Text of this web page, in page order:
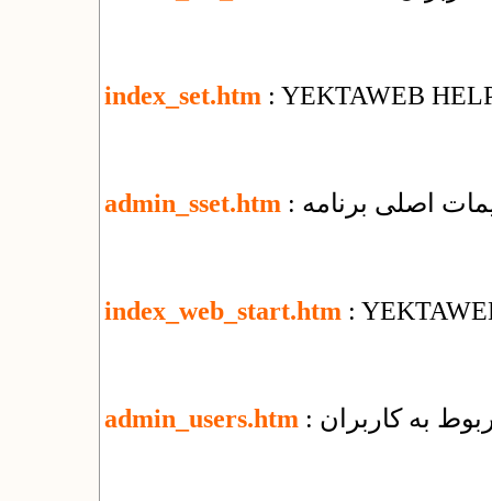
index_set.htm : YEKTAWEB
admin_sset.htm اصلی برنامه
index_web_start.htm :
admin_users.htm به کاربران